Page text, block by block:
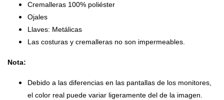
Cremalleras 100% poliéster
Ojales
Llaves: Metálicas
Las costuras y cremalleras no son impermeables.
Nota:
Debido a las diferencias en las pantallas de los monitores,
el color real puede variar ligeramente del de la imagen.